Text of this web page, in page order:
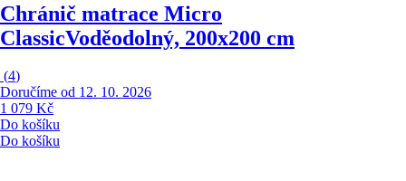
Chránič matrace Micro
ClassicVoděodolný, 200x200 cm
(4)
Doručíme od 12. 10. 2026
1 079 Kč
Do košíku
Do košíku